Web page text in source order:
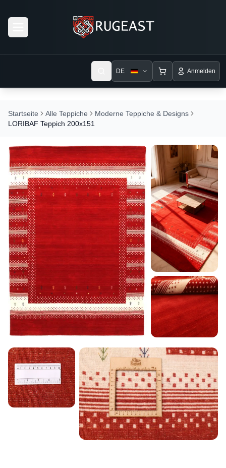
DE Anmelden
Startseite Alle Teppiche
Moderne Teppiche & Designs
LORIBAF Teppich 200x151